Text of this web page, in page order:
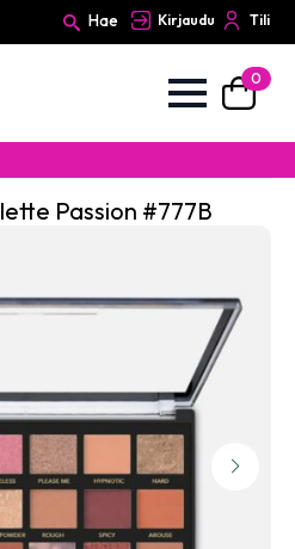
Hae Kirjaudu Tili
0
Passion #777B